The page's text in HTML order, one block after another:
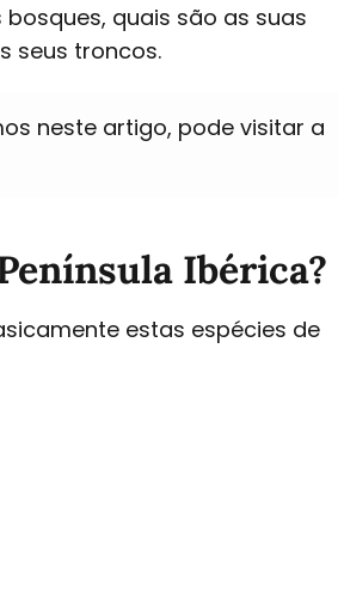
quais são as suas
seus troncos.
neste artigo, pode visitar a
Ibérica?
estas espécies de